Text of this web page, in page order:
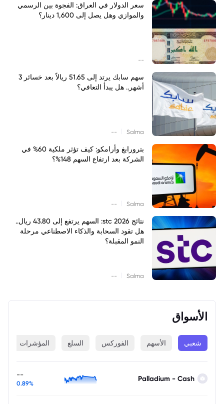
سعر الدولار في العراق: الفجوة بين الرسمي
والموازي وهل يصل إلى 1,600 دينار؟
--
سهم سابك يرتد إلى 51.65 ريالاً بعد خسائر 3
أشهر.. هل يبدأ التعافي؟
Salma
--
بترورابغ وأرامكو: كيف تؤثر ملكية 60% في
الشركة بعد ارتفاع السهم 148%؟
Salma
--
نتائج stc 2026: السهم يرتفع إلى 43.80 ريال..
هل تقود السحابة والذكاء الاصطناعي مرحلة
النمو المقبلة؟
Salma
--
الأسواق
شعبي الأسهم الفوركس السلع المؤشرات
Palladium - Cash
--
0.89%